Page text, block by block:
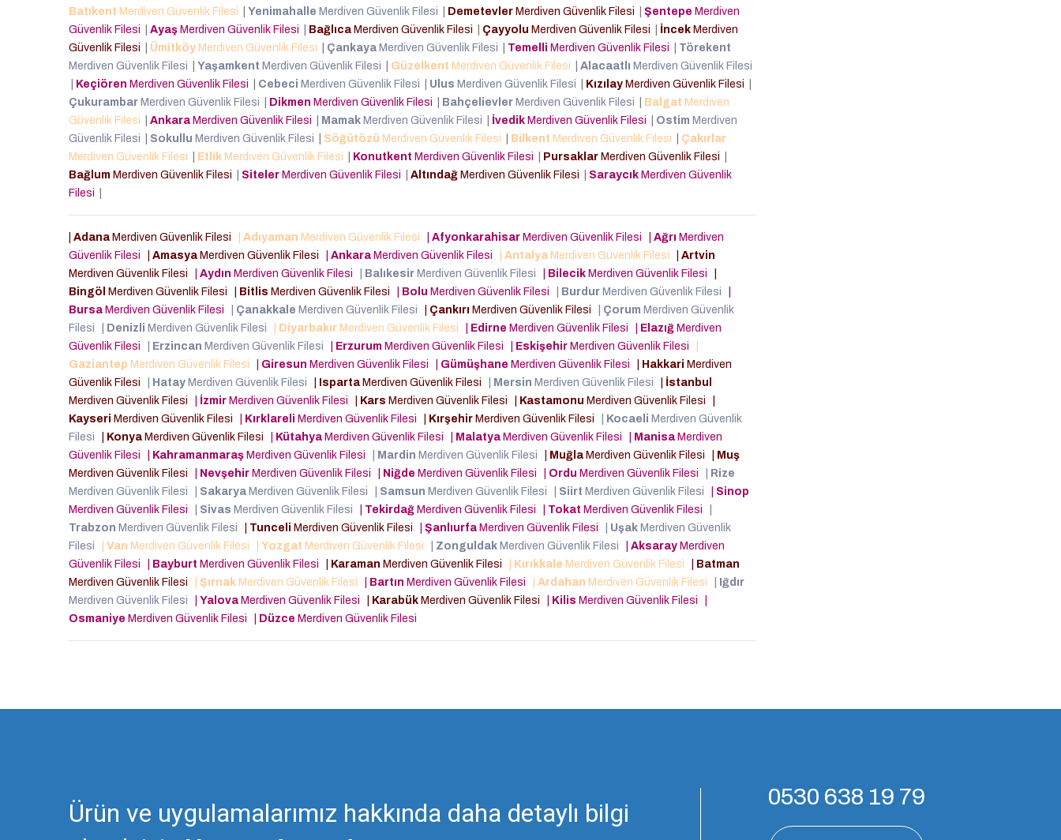
Batıkent Merdiven Güvenlik Filesi Yenimahalle Merdiven Güvenlik Filesi Demetevler Merdiven Güvenlik Filesi Şentepe Merdiven
Güvenlik Filesi
Ayaş Merdiven Güvenlik Filesi Bağlıca Merdiven Güvenlik Filesi Çayyolu Merdiven Güvenlik Filesi İncek Merdiven
Güvenlik Filesi
Ümitköy Merdiven Güvenlik Filesi Çankaya Merdiven Güvenlik Filesi Temelli Merdiven Güvenlik Filesi
Törekent
Merdiven Güvenlik Filesi
Yaşamkent Merdiven Güvenlik Filesi Güzelkent Merdiven Güvenlik Filesi Alacaatlı Merdiven Güvenlik Filesi
Keçiören Merdiven Güvenlik Filesi Cebeci Merdiven Güvenlik Filesi Ulus Merdiven Güvenlik Filesi Kızılay Merdiven Güvenlik Filesi
Çukurambar Merdiven Güvenlik Filesi Dikmen Merdiven Güvenlik Filesi Bahçelievler Merdiven Güvenlik Filesi Balgat Merdiven
Güvenlik Filesi
Ankara Merdiven Güvenlik Filesi Mamak Merdiven Güvenlik Filesi İvedik Merdiven Güvenlik Filesi Ostim Merdiven
Güvenlik Filesi
Sokullu Merdiven Güvenlik Filesi Söğütözü Merdiven Güvenlik Filesi Bilkent Merdiven Güvenlik Filesi
Çakırlar
Merdiven Güvenlik Filesi
Etlik Merdiven Güvenlik Filesi Konutkent Merdiven Güvenlik Filesi Pursaklar Merdiven Güvenlik Filesi
Bağlum Merdiven Güvenlik Filesi Siteler Merdiven Güvenlik Filesi Altındağ Merdiven Güvenlik Filesi Saraycık Merdiven Güvenlik
Filesi
Adana Merdiven Güvenlik Filesi Adıyaman Merdiven Güvenlik Filesi Afyonkarahisar Merdiven Güvenlik Filesi Ağrı Merdiven
Güvenlik Filesi
Amasya Merdiven Güvenlik Filesi Ankara Merdiven Güvenlik Filesi Antalya Merdiven Güvenlik Filesi
Artvin
Merdiven Güvenlik Filesi
Aydın Merdiven Güvenlik Filesi Balıkesir Merdiven Güvenlik Filesi Bilecik Merdiven Güvenlik Filesi
Bingöl
Merdiven Güvenlik Filesi Bitlis Merdiven Güvenlik Filesi Bolu Merdiven Güvenlik Filesi Burdur Merdiven Güvenlik Filesi
Bursa Merdiven Güvenlik Filesi Çanakkale Merdiven Güvenlik Filesi Çankırı Merdiven Güvenlik Filesi Çorum Merdiven Güvenlik
Filesi
Denizli Merdiven Güvenlik Filesi Diyarbakır Merdiven Güvenlik Filesi Edirne Merdiven Güvenlik Filesi Elazığ Merdiven
Güvenlik Filesi
Erzincan Merdiven Güvenlik Filesi Erzurum Merdiven Güvenlik Filesi Eskişehir Merdiven Güvenlik Filesi
Gaziantep Merdiven Güvenlik Filesi Giresun Merdiven Güvenlik Filesi Gümüşhane Merdiven Güvenlik Filesi Hakkari Merdiven
Güvenlik Filesi
Hatay Merdiven Güvenlik Filesi Isparta Merdiven Güvenlik Filesi Mersin Merdiven Güvenlik Filesi
İstanbul
Merdiven Güvenlik Filesi
İzmir Merdiven Güvenlik Filesi Kars Merdiven Güvenlik Filesi Kastamonu Merdiven Güvenlik Filesi
Kayseri Merdiven Güvenlik Filesi Kırklareli Merdiven Güvenlik Filesi Kırşehir Merdiven Güvenlik Filesi Kocaeli Merdiven Güvenlik
Filesi
Konya Merdiven Güvenlik Filesi Kütahya Merdiven Güvenlik Filesi Malatya Merdiven Güvenlik Filesi Manisa Merdiven
Güvenlik Filesi
Kahramanmaraş Merdiven Güvenlik Filesi Mardin Merdiven Güvenlik Filesi Muğla Merdiven Güvenlik Filesi
Muş
Merdiven Güvenlik Filesi
Nevşehir Merdiven Güvenlik Filesi Niğde Merdiven Güvenlik Filesi Ordu Merdiven Güvenlik Filesi
Rize
Merdiven Güvenlik Filesi
Sakarya Merdiven Güvenlik Filesi Samsun Merdiven Güvenlik Filesi Siirt Merdiven Güvenlik Filesi
Sinop
Merdiven Güvenlik Filesi
Sivas Merdiven Güvenlik Filesi Tekirdağ Merdiven Güvenlik Filesi Tokat Merdiven Güvenlik Filesi
Trabzon Merdiven Güvenlik Filesi Tunceli Merdiven Güvenlik Filesi Şanlıurfa Merdiven Güvenlik Filesi Uşak Merdiven Güvenlik
Filesi
Van Merdiven Güvenlik Filesi Yozgat Merdiven Güvenlik Filesi Zonguldak Merdiven Güvenlik Filesi Aksaray Merdiven
Güvenlik Filesi
Bayburt Merdiven Güvenlik Filesi Karaman Merdiven Güvenlik Filesi Kırıkkale Merdiven Güvenlik Filesi
Batman
Merdiven Güvenlik Filesi
Şırnak Merdiven Güvenlik Filesi Bartın Merdiven Güvenlik Filesi Ardahan Merdiven Güvenlik Filesi
Iğdır
Merdiven Güvenlik Filesi
Yalova Merdiven Güvenlik Filesi Karabük Merdiven Güvenlik Filesi Kilis Merdiven Güvenlik Filesi
Osmaniye Merdiven Güvenlik Filesi Düzce Merdiven Güvenlik Filesi
Ürün ve uygulamalarımız hakkında daha detaylı bilgi
0530 638 19 79